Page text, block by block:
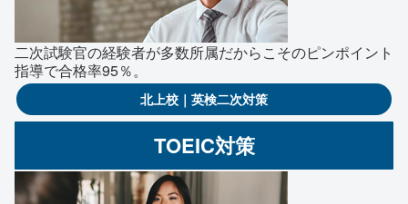
二次試験官の経験者が多数所属だからこそのピンポイント
指導で合格率95％。
北上校｜英検二次対策
TOEIC対策